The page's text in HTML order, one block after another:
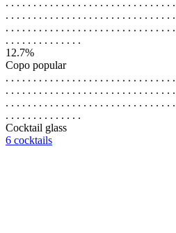
. . . . . . . . . . . . . . . . . . . . . . . . . . . . . .
. . . . . . . . . . . . . . . . . . . . . . . . . . . . . .
. . . . . . . . . . . . . . . . . . . . . . . . . . . . . .
. . . . . . . . . . . . . .
12.7%
Copo popular
. . . . . . . . . . . . . . . . . . . . . . . . . . . . . .
. . . . . . . . . . . . . . . . . . . . . . . . . . . . . .
. . . . . . . . . . . . . . . . . . . . . . . . . . . . . .
. . . . . . . . . . . . . .
Cocktail glass
6 cocktails